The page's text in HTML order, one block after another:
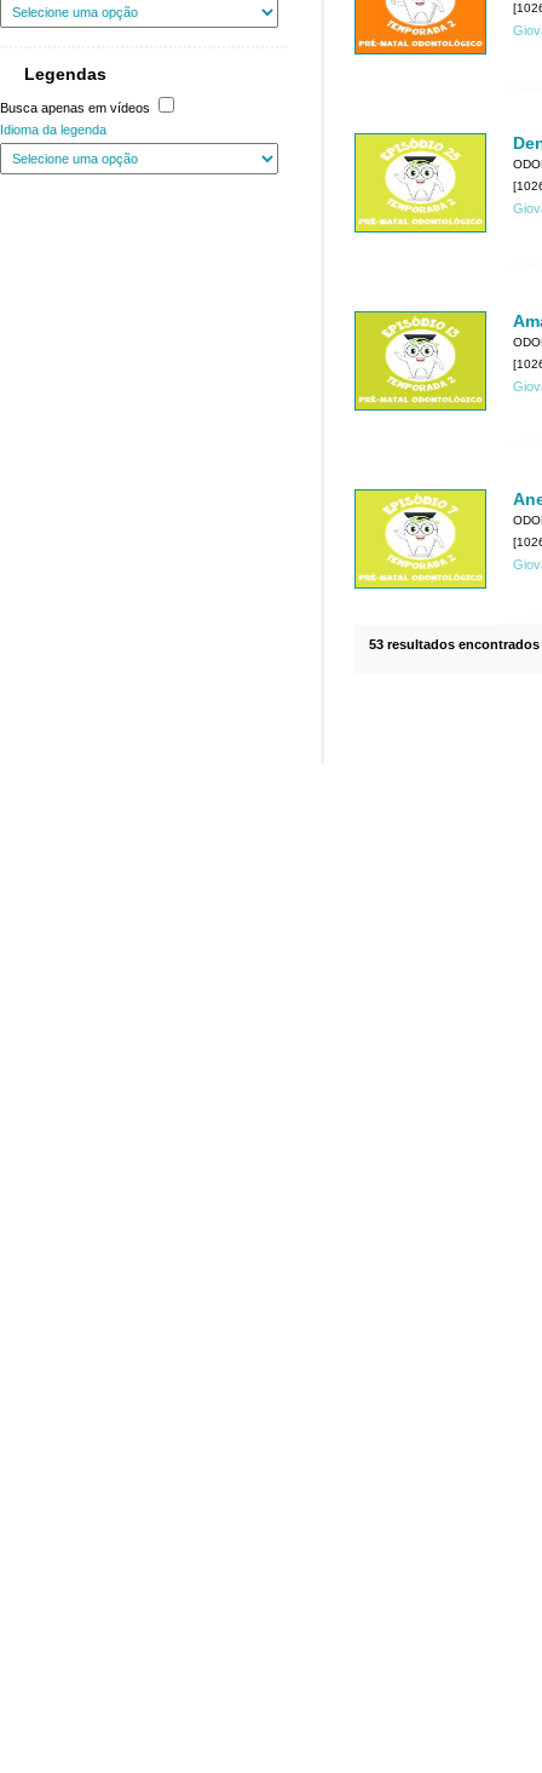
Legendas
Busca apenas em vídeos
Idioma da legenda
53 resultados encontrados